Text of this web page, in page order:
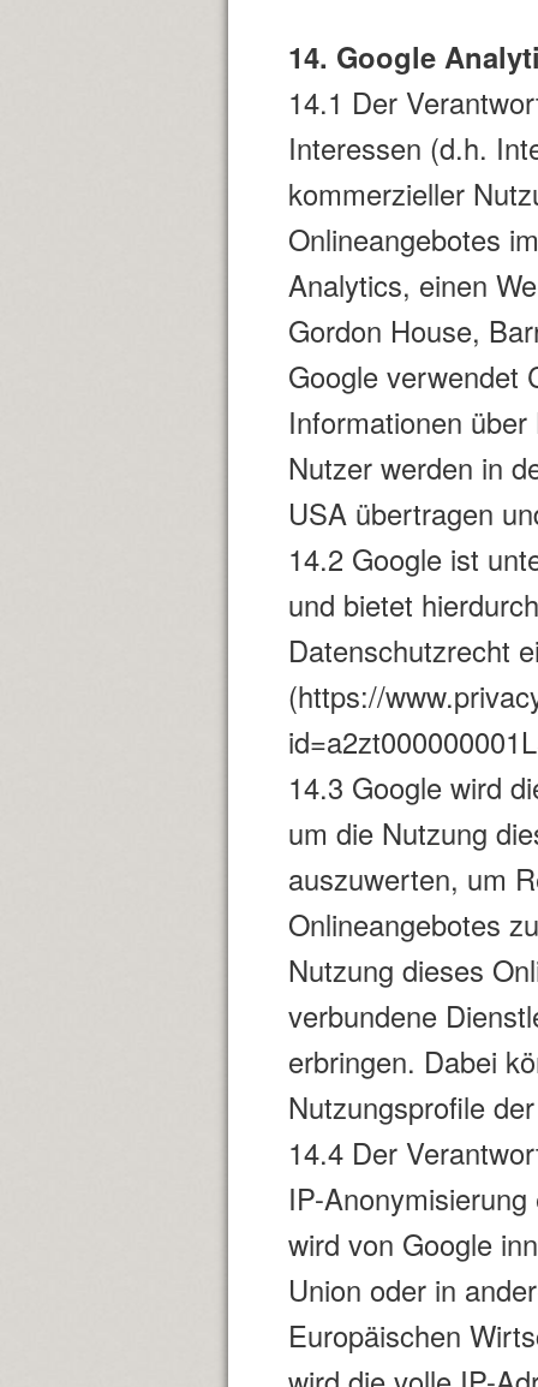
14. Google
14.1 Der
Interessen (d.h.
kommerzieller
Onlineangebotes
Analytics, einen
Gordon House,
Google verwendet
Informationen
Nutzer werden in
USA übertragen
14.2 Google ist
und bietet
Datenschutzrecht
(https://
14.3 Google wird
um die Nutzung
auszuwerten, um
Onlineangebotes
Nutzung dieses
verbundene
erbringen. Dabei
Nutzungsprofile
14.4 Der
IP-
wird von Google
Union oder in
Europäischen